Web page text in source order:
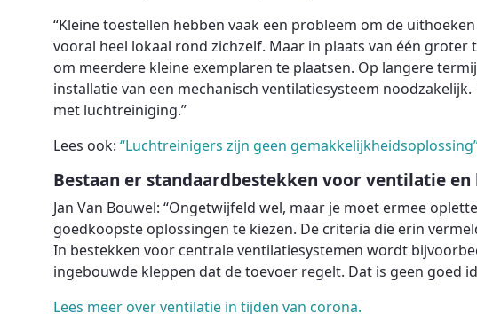
“Kleine toestellen hebben vaak een probleem om de
vooral heel lokaal rond zichzelf. Maar in plaats van één
om meerdere kleine exemplaren te plaatsen. Op langere
installatie van een mechanisch ventilatiesysteem
met luchtreiniging.”
Lees ook: “Luchtreinigers zijn geen
Bestaan er standaardbestekken voor ventilatie
Jan Van Bouwel: “Ongetwijfeld wel, maar je moet ermee
goedkoopste oplossingen te kiezen. De criteria die erin
In bestekken voor centrale ventilatiesystemen wordt
ingebouwde kleppen dat de toevoer regelt. Dat is geen goed
Lees meer over ventilatie in tijden van corona.